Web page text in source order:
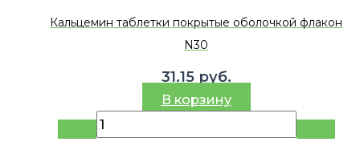
Кальцемин таблетки покрытые оболочкой флакон
N30
31.15 руб.
В корзину